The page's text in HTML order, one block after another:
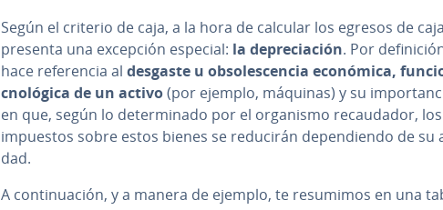
Según el criterio de caja, a la hora de calcular los egresos de
presenta una excepción especial: la de­pre­cia­ción. Por
hace re­fe­re­n­cia al desgaste u ob­so­le­s­ce­n­cia económica,
c­no­ló­gi­ca de un activo(por ejemplo, máquinas) y su
en que, según lo de­te­r­mi­na­do por el organismo re­cau­da­dor, los
impuestos sobre estos bienes se reducirán de­pe­n­die­n­do de
dad.
A co­n­ti­nua­ción, y a manera de ejemplo, te resumimos en una